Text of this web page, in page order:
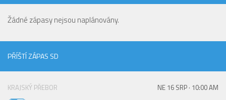
Bazárek
Žádné zápasy nejsou naplánovány.
PŘÍŠTÍ ZÁPAS SD
KRAJSKÝ PŘEBOR NE 16 SRP · 10:00 AM